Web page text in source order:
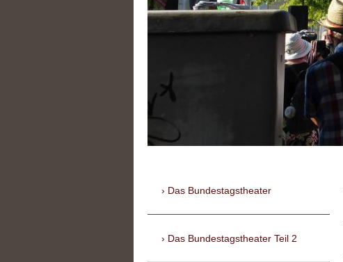
Das Bundestagstheater
Das Bundestagstheater Teil 2